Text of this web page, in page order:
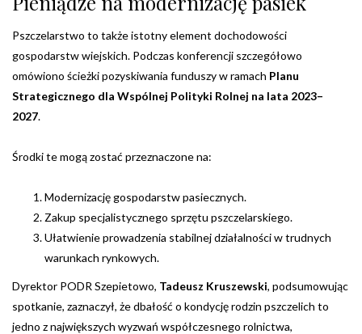
Pszczelarstwo to także istotny element dochodowości
gospodarstw wiejskich. Podczas konferencji szczegółowo
omówiono ścieżki pozyskiwania funduszy w ramach Planu
Strategicznego dla Wspólnej Polityki Rolnej na lata 2023–
2027.
Środki te mogą zostać przeznaczone na:
Modernizację gospodarstw pasiecznych.
Zakup specjalistycznego sprzętu pszczelarskiego.
Ułatwienie prowadzenia stabilnej działalności w trudnych
warunkach rynkowych.
Dyrektor PODR Szepietowo, Tadeusz Kruszewski, podsumowując
spotkanie, zaznaczył, że dbałość o kondycję rodzin pszczelich to
jedno z największych wyzwań współczesnego rolnictwa,